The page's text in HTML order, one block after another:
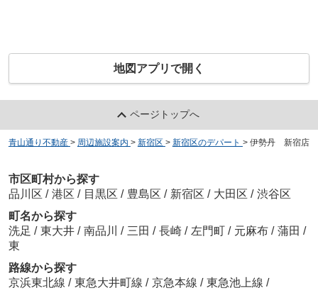
地図アプリで開く
ページトップへ
青山通り不動産 > 周辺施設案内 > 新宿区 > 新宿区のデパート > 伊勢丹 新宿店
市区町村から探す
品川区 / 港区 / 目黒区 / 豊島区 / 新宿区 / 大田区 / 渋谷区
町名から探す
洗足 / 東大井 / 南品川 / 三田 / 長崎 / 左門町 / 元麻布 / 蒲田 /
東
路線から探す
京浜東北線 / 東急大井町線 / 京急本線 / 東急池上線 /